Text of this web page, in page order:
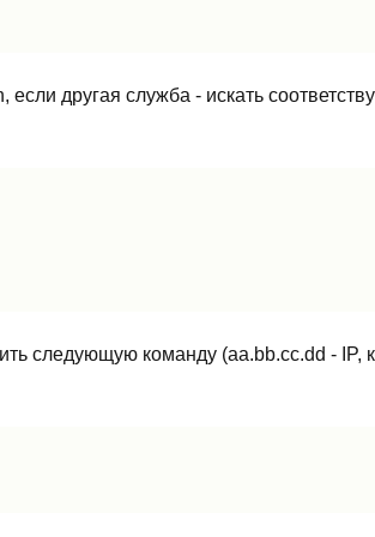
другая служба - искать
следующую команду (aa.bb.cc.dd - IP,